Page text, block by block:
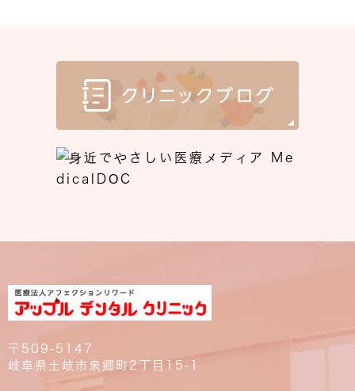
〒509-5147
岐阜県土岐市泉郷町2丁目15-1